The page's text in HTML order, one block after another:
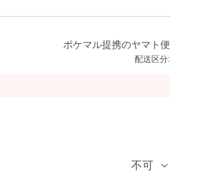
ポケマル提携のヤマト便
配送区分:
不可